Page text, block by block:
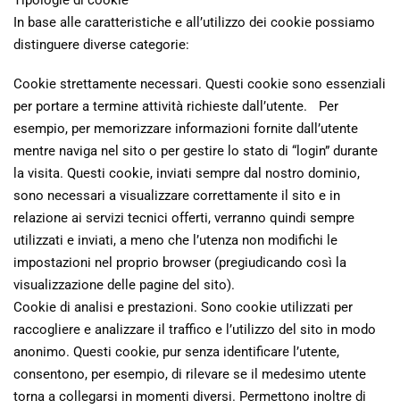
In base alle caratteristiche e all’utilizzo dei cookie possiamo
distinguere diverse categorie:
Cookie strettamente necessari. Questi cookie sono essenziali
per portare a termine attività richieste dall’utente. Per
esempio, per memorizzare informazioni fornite dall’utente
mentre naviga nel sito o per gestire lo stato di “login” durante
la visita. Questi cookie, inviati sempre dal nostro dominio,
sono necessari a visualizzare correttamente il sito e in
relazione ai servizi tecnici offerti, verranno quindi sempre
utilizzati e inviati, a meno che l’utenza non modifichi le
impostazioni nel proprio browser (pregiudicando così la
visualizzazione delle pagine del sito).
Cookie di analisi e prestazioni. Sono cookie utilizzati per
raccogliere e analizzare il traffico e l’utilizzo del sito in modo
anonimo. Questi cookie, pur senza identificare l’utente,
consentono, per esempio, di rilevare se il medesimo utente
torna a collegarsi in momenti diversi. Permettono inoltre di